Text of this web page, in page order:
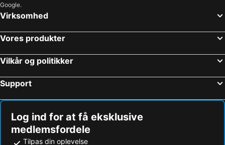
Google.
Virksomhed
Vores produkter
Vilkår og politikker
Support
Log ind for at få eksklusive
medlemsfordele
Tilpas din oplevelse